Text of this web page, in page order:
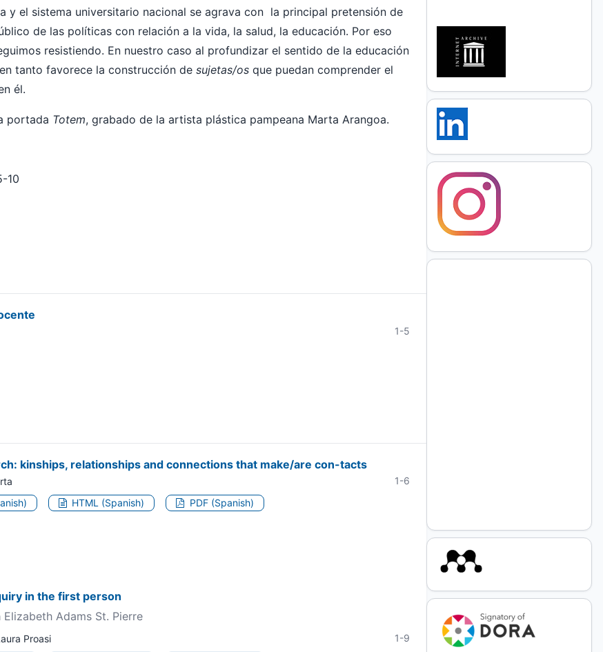
y el sistema universitario nacional se agrava con la principal pretensión de
de las políticas con relación a la vida, la salud, la educación. Por eso
resistiendo. En nuestro caso al profundizar el sentido de la educación
tanto favorece la construcción de sujetas/os que puedan comprender el
él.
portada Totem, grabado de la artista plástica pampeana Marta Arangoa.
10
1-5
kinships, relationships and connections that make/are con-tacts
1-6
HTML (Spanish) PDF (Spanish)
in the first person
Adams St. Pierre
Proasi
1-9